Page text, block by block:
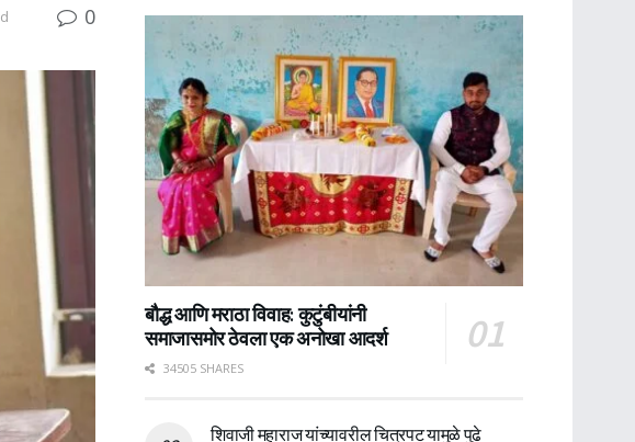
0
बौद्ध आणि मराठा विवाह: कुटुंबीयांनी
समाजासमोर ठेवला एक अनोखा आदर्श
34505 SHARES
शिवाजी महाराज यांच्यावरील चित्रपट यामुळे पुढे